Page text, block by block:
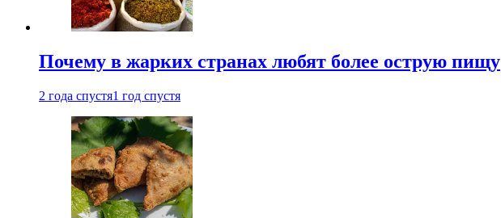
Почему в жарких странах любят более острую пищу
2 года спустя1 год спустя